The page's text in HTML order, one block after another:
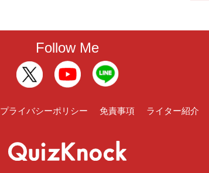
Follow Me
プライバシーポリシー 免責事項 ライター紹介